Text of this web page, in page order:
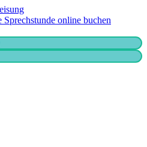
Sprechstunde online buchen